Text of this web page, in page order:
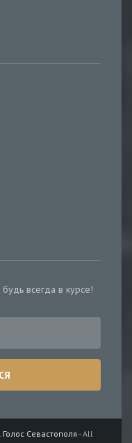
всегда в курсе!
Голос Севастополя - All